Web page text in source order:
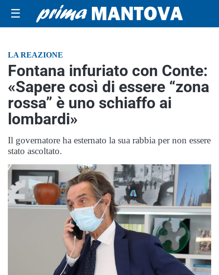
☰
LA REAZIONE
Fontana infuriato con Conte:
«Sapere così di essere “zona
rossa” è uno schiaffo ai
lombardi»
Il governatore ha esternato la sua rabbia per non essere
stato ascoltato.